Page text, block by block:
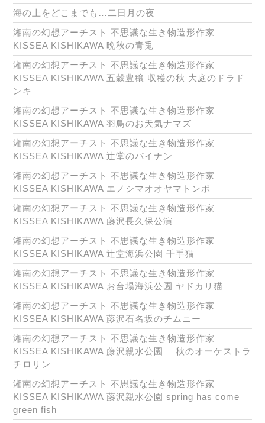
海の上をどこまでも…二日月の夜
湘南の幻想アーチスト 不思議な生き物造形作家
KISSEA KISHIKAWA 晩秋の青兎
湘南の幻想アーチスト 不思議な生き物造形作家
KISSEA KISHIKAWA 五穀豊穣 収穫の秋 大庭のドラド
ンキ
湘南の幻想アーチスト 不思議な生き物造形作家
KISSEA KISHIKAWA 羽鳥のお天気ナマズ
湘南の幻想アーチスト 不思議な生き物造形作家
KISSEA KISHIKAWA 辻堂のパイナン
湘南の幻想アーチスト 不思議な生き物造形作家
KISSEA KISHIKAWA エノシマオオヤマトンボ
湘南の幻想アーチスト 不思議な生き物造形作家
KISSEA KISHIKAWA 藤沢長久保公演
湘南の幻想アーチスト 不思議な生き物造形作家
KISSEA KISHIKAWA 辻堂海浜公園 千手猫
湘南の幻想アーチスト 不思議な生き物造形作家
KISSEA KISHIKAWA お台場海浜公園 ヤドカリ猫
湘南の幻想アーチスト 不思議な生き物造形作家
KISSEA KISHIKAWA 藤沢石名坂のチムニー
湘南の幻想アーチスト 不思議な生き物造形作家
KISSEA KISHIKAWA 藤沢親水公園 秋のオーケストラ
チロリン
湘南の幻想アーチスト 不思議な生き物造形作家
KISSEA KISHIKAWA 藤沢親水公園 spring has come
green fish